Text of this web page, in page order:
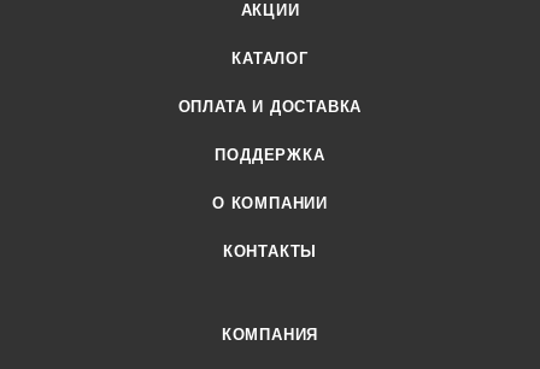
АКЦИИ
КАТАЛОГ
ОПЛАТА И ДОСТАВКА
ПОДДЕРЖКА
О КОМПАНИИ
КОНТАКТЫ
КОМПАНИЯ